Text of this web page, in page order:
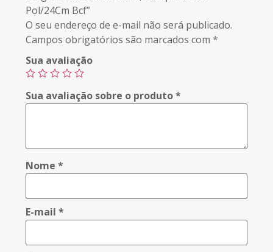
Pol/24Cm Bcf”
O seu endereço de e-mail não será publicado.
Campos obrigatórios são marcados com*
Sua avaliação
Sua avaliação sobre o produto*
Nome*
E-mail*